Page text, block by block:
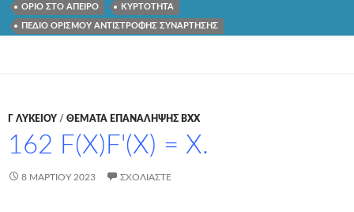
ΟΡΙΟ ΣΤΟ ΑΠΕΙΡΟ ΚΥΡΤΟΤΗΤΑ
ΠΕΔΙΟ ΟΡΙΣΜΟΥ ΑΝΤΙΣΤΡΟΦΗΣ ΣΥΝΑΡΤΗΣΗΣ
Γ ΛΥΚΕΊΟΥ / ΘΕΜΑΤΑ ΕΠΑΝΑΛΗΨΗΣ ΒΧΧ
162 F(X)F'(X) = X.
8 ΜΑΡΤΊΟΥ 2023 ΣΧΟΛΙΆΣΤΕ